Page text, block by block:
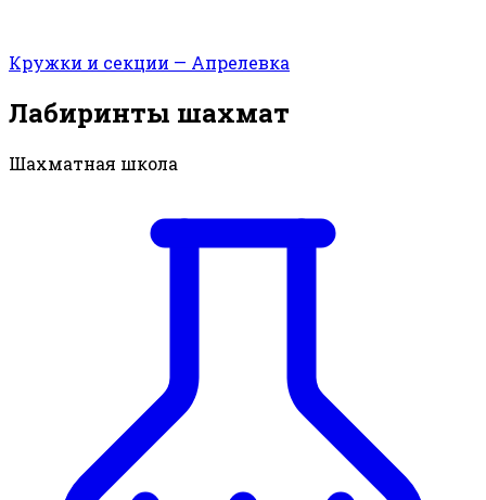
Кружки и секции — Апрелевка
Лабиринты шахмат
Шахматная школа